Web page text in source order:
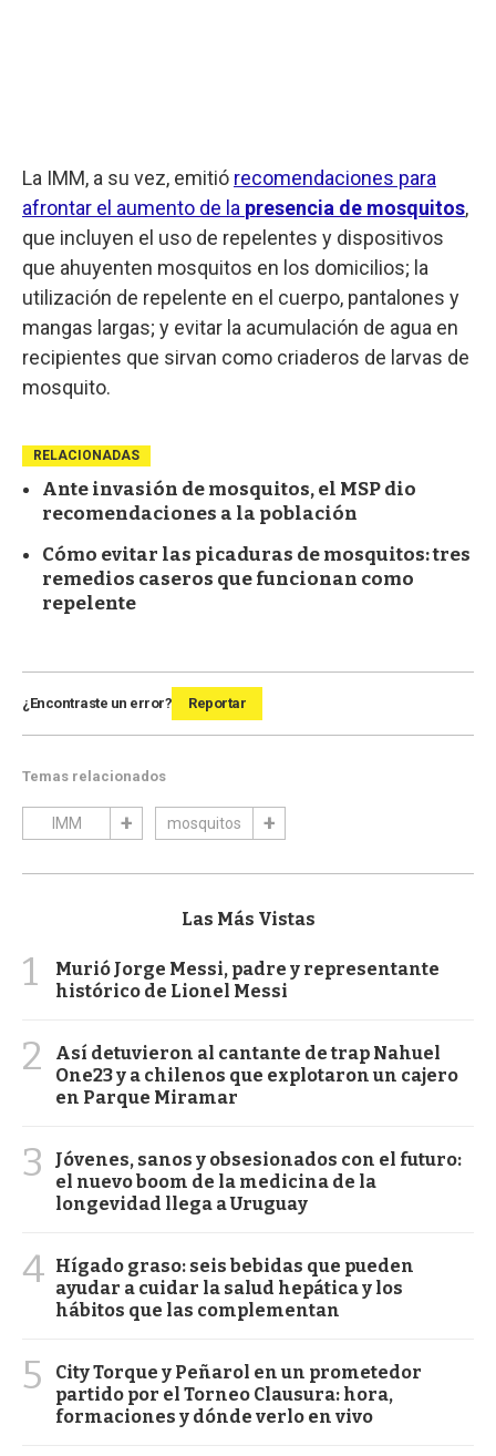
La IMM, a su vez, emitió recomendaciones para
afrontar el aumento de la presencia de mosquitos,
que incluyen el uso de repelentes y dispositivos
que ahuyenten mosquitos en los domicilios; la
utilización de repelente en el cuerpo, pantalones y
mangas largas; y evitar la acumulación de agua en
recipientes que sirvan como criaderos de larvas de
mosquito.
RELACIONADAS
Ante invasión de mosquitos, el MSP dio
recomendaciones a la población
Cómo evitar las picaduras de mosquitos: tres
remedios caseros que funcionan como
repelente
¿Encontraste un error? Reportar
Temas relacionados
IMM mosquitos
Las Más Vistas
1
Murió Jorge Messi, padre y representante
histórico de Lionel Messi
2
Así detuvieron al cantante de trap Nahuel
One23 y a chilenos que explotaron un cajero
en Parque Miramar
3
Jóvenes, sanos y obsesionados con el futuro:
el nuevo boom de la medicina de la
longevidad llega a Uruguay
4 Hígado graso: seis bebidas que pueden
ayudar a cuidar la salud hepática y los
hábitos que las complementan
5
City Torque y Peñarol en un prometedor
partido por el Torneo Clausura: hora,
formaciones y dónde verlo en vivo